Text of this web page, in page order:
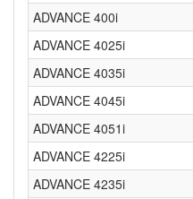
ADVANCE 400i
ADVANCE 4025i
ADVANCE 4035i
ADVANCE 4045i
ADVANCE 4051i
ADVANCE 4225i
ADVANCE 4235i